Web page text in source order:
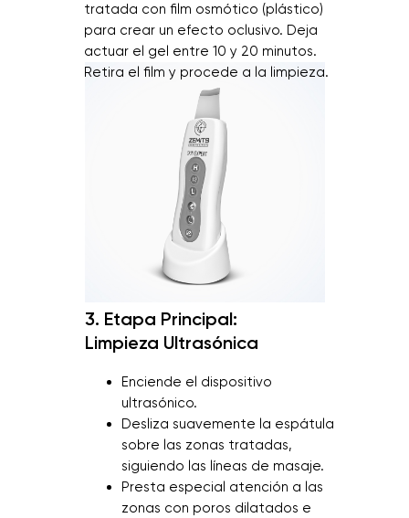
Enciende el dispositivo
ultrasónico.
Desliza suavemente la espátula
sobre las zonas tratadas,
siguiendo las líneas de masaje.
Presta especial atención a las
zonas con poros dilatados e
3. Etapa Principal:
Limpieza Ultrasónica
tratada con film osmótico (plástico)
para crear un efecto oclusivo. Deja
actuar el gel entre 10 y 20 minutos.
Retira el film y procede a la limpieza.